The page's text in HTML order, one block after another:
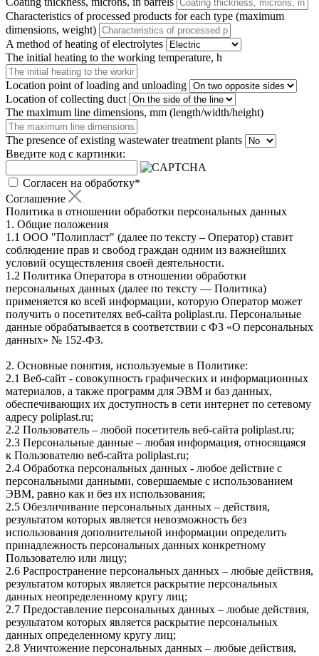
Characteristics of processed products for each type (maximum
dimensions, weight)
A method of heating of electrolytes
The initial heating to the working temperature, h
Location point of loading and unloading
Location of collecting duct
The maximum line dimensions, mm (length/width/height)
The presence of existing wastewater treatment plants
Введите код с картинки:
Согласен на обработку*
Соглашение
Политика в отношении обработки персональных данных
1. Общие положения
1.1 ООО "Полипласт" (далее по тексту – Оператор) ставит
соблюдение прав и свобод граждан одним из важнейших
условий осуществления своей деятельности.
1.2 Политика Оператора в отношении обработки
персональных данных (далее по тексту — Политика)
применяется ко всей информации, которую Оператор может
получить о посетителях веб-сайта poliplast.ru. Персональные
данные обрабатывается в соответствии с ФЗ «О персональных
данных» № 152-ФЗ.
2. Основные понятия, используемые в Политике:
2.1 Веб-сайт - совокупность графических и информационных
материалов, а также программ для ЭВМ и баз данных,
обеспечивающих их доступность в сети интернет по сетевому
адресу poliplast.ru;
2.2 Пользователь – любой посетитель веб-сайта poliplast.ru;
2.3 Персональные данные – любая информация, относящаяся
к Пользователю веб-сайта poliplast.ru;
2.4 Обработка персональных данных - любое действие с
персональными данными, совершаемые с использованием
ЭВМ, равно как и без их использования;
2.5 Обезличивание персональных данных – действия,
результатом которых является невозможность без
использования дополнительной информации определить
принадлежность персональных данных конкретному
Пользователю или лицу;
2.6 Распространение персональных данных – любые действия,
результатом которых является раскрытие персональных
данных неопределенному кругу лиц;
2.7 Предоставление персональных данных – любые действия,
результатом которых является раскрытие персональных
данных определенному кругу лиц;
2.8 Уничтожение персональных данных – любые действия,